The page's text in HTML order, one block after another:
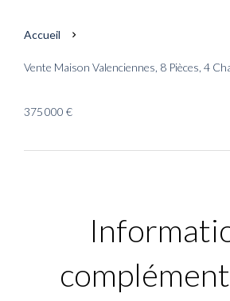
Accueil
Vente Maison Valenciennes, 8 Pièces, 4
375 000 €